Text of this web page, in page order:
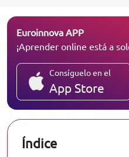
Euroinnova APP
¡Aprender online está a
Consíguelo en el
App Store
Índice